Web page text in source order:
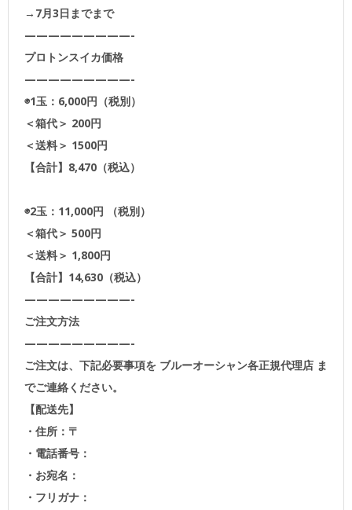
→7月3日までまで
—————————-
プロトンスイカ価格
—————————-
◉1玉：6,000円（税別）
＜箱代＞ 200円
＜送料＞ 1500円
【合計】8,470（税込）
◉2玉：11,000円 （税別）
＜箱代＞ 500円
＜送料＞ 1,800円
【合計】14,630（税込）
—————————-
ご注文方法
—————————-
ご注文は、下記必要事項を ブルーオーシャン各正規代理店 ま
でご連絡ください。
【配送先】
・住所：〒
・電話番号：
・お宛名：
・フリガナ：